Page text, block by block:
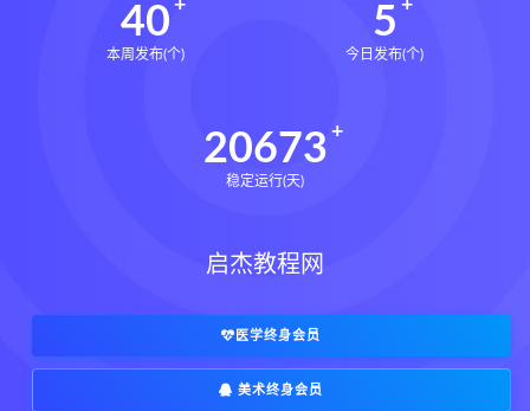
道家八字化解指导册下载
道家八字化解指导册网盘
道家八字化解指导册
过三关与做功实例下载
过三关与做功实例pdf
过三关与做功实例 归一
寻龙点穴高级班课程下载
40
本周发布(个)
5
今日发布(个)
20673
稳定运行(天)
启杰教程网
医学终身会员
美术终身会员